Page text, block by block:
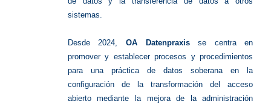
sistemas.
Desde 2024, OA Datenpraxisse centra en
promover y establecer procesos y procedimientos
para una práctica de datos soberana en la
configuración de la transformación del acceso
abierto mediante la mejora de la administración